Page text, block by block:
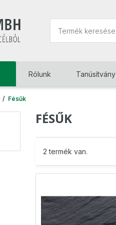
Rólunk Tanúsítvány
Fésűk
FÉSŰK
2 termék van.